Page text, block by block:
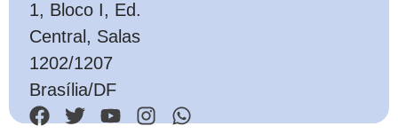
1, Bloco I, Ed.
Central, Salas
1202/1207
Brasília/DF